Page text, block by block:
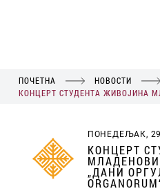
ПОЧЕТНА
НОВОСТИ
КОНЦЕРТ СТУДЕНТА ЖИВОЈИНА
ПОНЕДЕЉАК,
КОНЦЕРТ
„ДАНИ